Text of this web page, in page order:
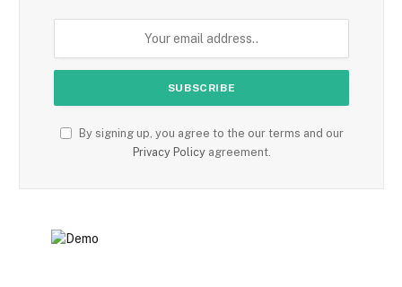
By signing up, you agree to the our terms and our
Privacy Policyagreement.